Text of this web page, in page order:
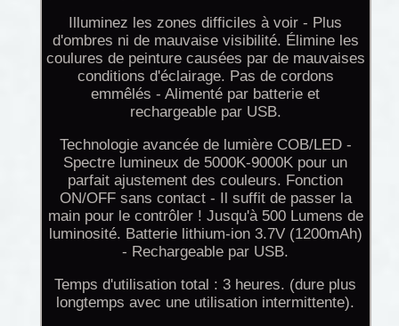
Illuminez les zones difficiles à voir - Plus
d'ombres ni de mauvaise visibilité. Élimine les
coulures de peinture causées par de mauvaises
conditions d'éclairage. Pas de cordons
emmêlés - Alimenté par batterie et
rechargeable par USB.
Technologie avancée de lumière COB/LED -
Spectre lumineux de 5000K-9000K pour un
parfait ajustement des couleurs. Fonction
ON/OFF sans contact - Il suffit de passer la
main pour le contrôler ! Jusqu'à 500 Lumens de
luminosité. Batterie lithium-ion 3.7V (1200mAh)
- Rechargeable par USB.
Temps d'utilisation total : 3 heures. (dure plus
longtemps avec une utilisation intermittente).